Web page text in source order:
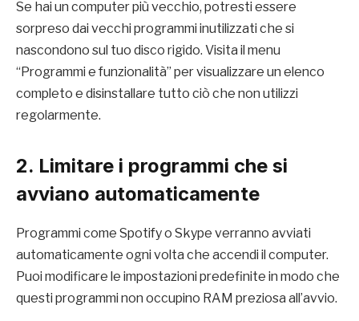
Se hai un computer più vecchio, potresti essere
sorpreso dai vecchi programmi inutilizzati che si
nascondono sul tuo disco rigido. Visita il menu
“Programmi e funzionalità” per visualizzare un elenco
completo e disinstallare tutto ciò che non utilizzi
regolarmente.
2. Limitare i programmi che si
avviano automaticamente
Programmi come Spotify o Skype verranno avviati
automaticamente ogni volta che accendi il computer.
Puoi modificare le impostazioni predefinite in modo che
questi programmi non occupino RAM preziosa all’avvio.